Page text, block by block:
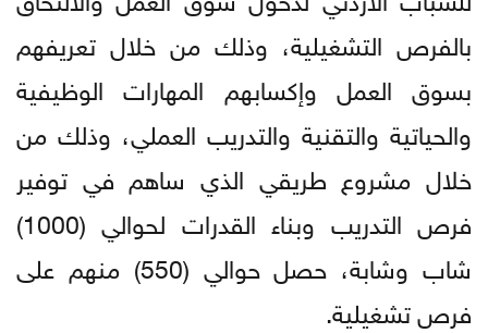
بالفرص التشغيلية، وذلك من خلال تعريفهم
بسوق العمل وإكسابهم المهارات الوظيفية
والحياتية والتقنية والتدريب العملي، وذلك من
خلال مشروع طريقي الذي ساهم في توفير
فرص التدريب وبناء القدرات لحوالي (1000)
شاب وشابة، حصل حوالي (550) منهم على
فرص تشغيلية.